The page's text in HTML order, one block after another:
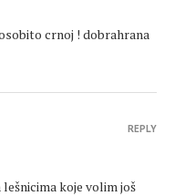
crnoj ! dobrahrana
koje volim još
REPLY